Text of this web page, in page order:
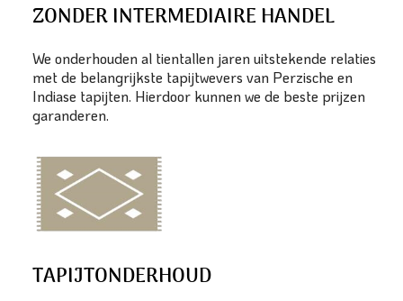
ZONDER INTERMEDIAIRE HANDEL
We onderhouden al tientallen jaren uitstekende relaties
met de belangrijkste tapijtwevers van Perzische en
Indiase tapijten. Hierdoor kunnen we de beste prijzen
garanderen.
TAPIJTONDERHOUD